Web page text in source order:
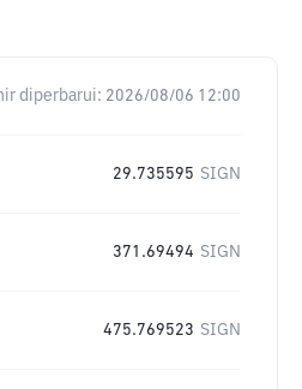
diperbarui: 2026/08/06 12:00
29.735595 SIGN
371.69494 SIGN
475.769523 SIGN